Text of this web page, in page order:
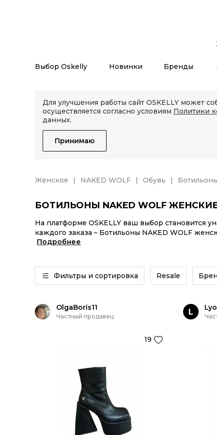
Выбор Oskelly Новинки Бренды
Для улучшения работы сайт OSKELLY может
осуществляется согласно условиям Политики
данных.
Принимаю
Женское NAKED WOLF Обувь
БОТИЛЬОНЫ NAKED WOLF
На платформе OSKELLY ваш выбор становится
каждого заказа – Ботильоны NAKED WOLF
изделия или Ботильоны NAKED WOLF женские
Подробнее
Фильтры и сортировка Resale
OlgaBoris11
Частный продавец
19
L